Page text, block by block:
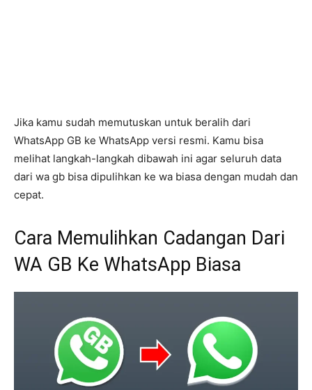
Jika kamu sudah memutuskan untuk beralih dari
WhatsApp GB ke WhatsApp versi resmi. Kamu bisa
melihat langkah-langkah dibawah ini agar seluruh data
dari wa gb bisa dipulihkan ke wa biasa dengan mudah dan
cepat.
Cara Memulihkan Cadangan Dari
WA GB Ke WhatsApp Biasa